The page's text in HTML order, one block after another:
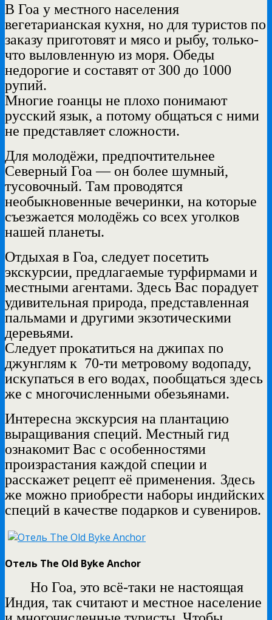
В Гоа у местного населения
вегетарианская кухня, но для туристов по
заказу приготовят и мясо и рыбу, только-
что выловленную из моря. Обеды
недорогие и составят от 300 до 1000
рупий.
Многие гоанцы не плохо понимают
русский язык, а потому общаться с ними
не представляет сложности.
Для молодёжи, предпочтительнее
Северный Гоа — он более шумный,
тусовочный. Там проводятся
необыкновенные вечеринки, на которые
съезжается молодёжь со всех уголков
нашей планеты.
Отдыхая в Гоа, следует посетить
экскурсии, предлагаемые турфирмами и
местными агентами. Здесь Вас порадует
удивительная природа, представленная
пальмами и другими экзотическими
деревьями.
Следует прокатиться на джипах по
джунглям к 70-ти метровому водопаду,
искупаться в его водах, пообщаться здесь
же с многочисленными обезьянами.
Интересна экскурсия на плантацию
выращивания специй. Местный гид
ознакомит Вас с особенностями
произрастания каждой специи и
расскажет рецепт её применения. Здесь
же можно приобрести наборы индийских
специй в качестве подарков и сувениров.
Отель The Old Byke Anchor
Но Гоа, это всё-таки не настоящая
Индия, так считают и местное население